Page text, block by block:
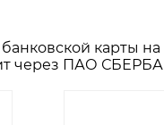
карты
через ПАО